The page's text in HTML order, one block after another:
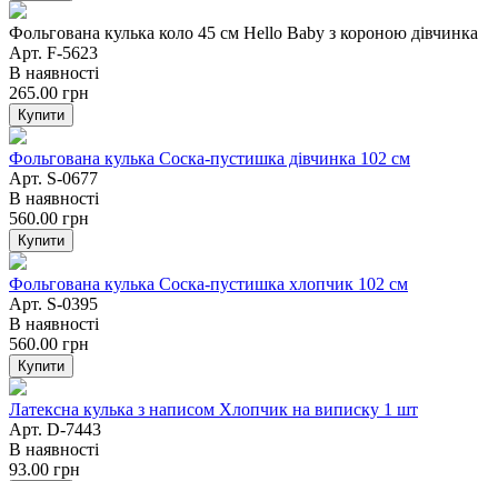
Фольгована кулька коло 45 см Hello Baby з короною дівчинка
Арт. F-5623
В наявності
265.00 грн
Купити
Фольгована кулька Соска-пустишка дівчинка 102 см
Арт. S-0677
В наявності
560.00 грн
Купити
Фольгована кулька Соска-пустишка хлопчик 102 см
Арт. S-0395
В наявності
560.00 грн
Купити
Латексна кулька з написом Хлопчик на виписку 1 шт
Арт. D-7443
В наявності
93.00 грн